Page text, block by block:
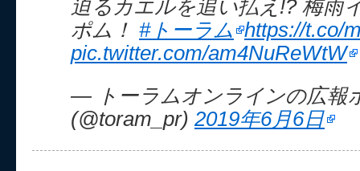
迫るカエルを追い払え!? 梅雨
ポム！ #トーラム https://t.co/
pic.twitter.com/am4NuReWtW
— トーラムオンラインの広報
(@toram_pr) 2019年6月6日